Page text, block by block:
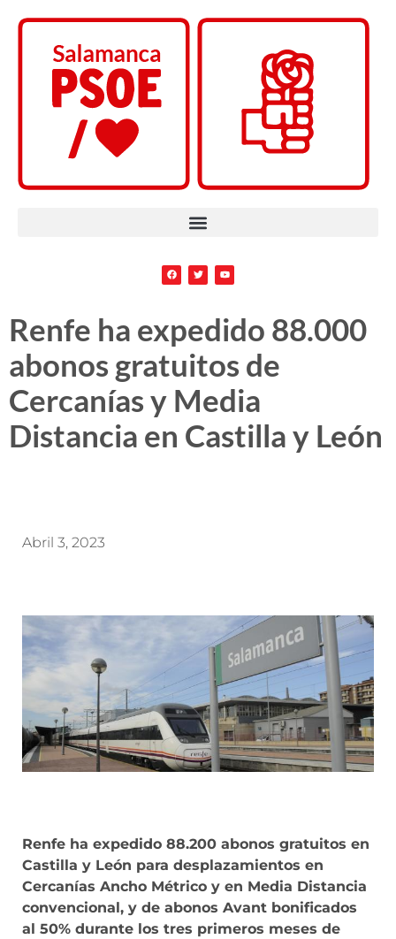
Renfe ha expedido 88.000
abonos gratuitos de
Cercanías y Media
Distancia en Castilla y León
Abril 3, 2023
Renfe ha expedido 88.200 abonos gratuitos en
Castilla y León para desplazamientos en
Cercanías Ancho Métrico y en Media Distancia
convencional, y de abonos Avant bonificados
al 50% durante los tres primeros meses de